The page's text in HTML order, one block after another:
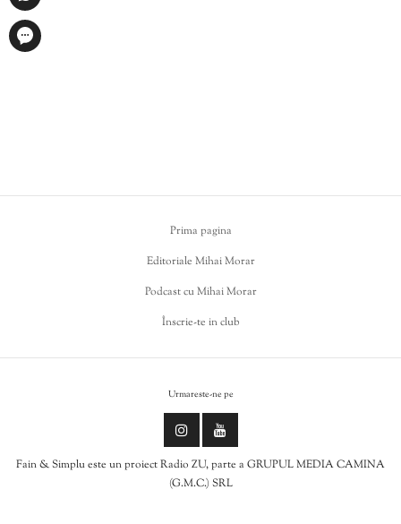
Prima pagina
Editoriale Mihai Morar
Podcast cu Mihai Morar
Înscrie-te in club
Urmareste-ne pe
Fain & Simplu este un proiect Radio ZU, parte a GRUPUL MEDIA CAMINA
(G.M.C.) SRL